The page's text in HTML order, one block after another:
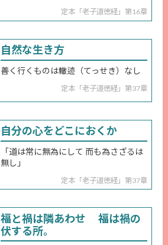
定本「老子道徳経」第16章
自然な生き方
善く行くものは轍迹（てっせき）なし
定本「老子道徳経」第37章
自分の心をどこにおくか
「道は常に無為にして 而も為さざるは
無し」
定本「老子道徳経」第37章
福と禍は隣あわせ 福は禍の
伏する所。